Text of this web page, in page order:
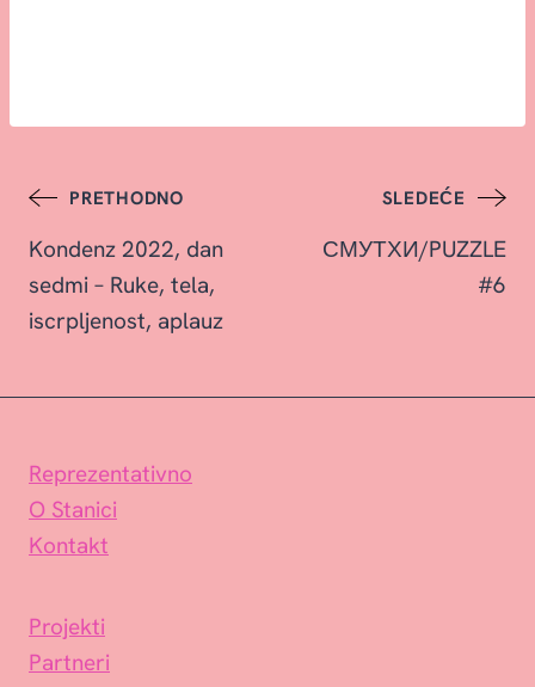
Post
navigation
PRETHODNO
Kondenz 2022, dan
sedmi – Ruke, tela,
iscrpljenost, aplauz
SLEDEĆE
СМУТХИ/PUZZLE
#6
Reprezentativno
O Stanici
Kontakt
Projekti
Partneri